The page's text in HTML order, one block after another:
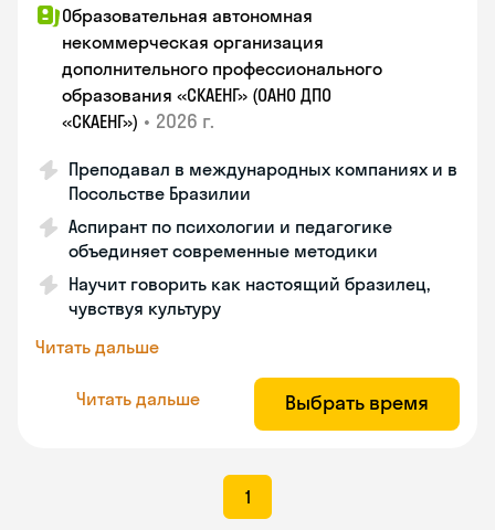
Образовательная автономная
некоммерческая организация
дополнительного профессионального
образования «СКАЕНГ» (ОАНО ДПО
«СКАЕНГ») • 2026 г.
Преподавал в международных компаниях и в
Посольстве Бразилии
Аспирант по психологии и педагогике
объединяет современные методики
Научит говорить как настоящий бразилец,
чувствуя культуру
Читать дальше
Читать дальше Выбрать время
1